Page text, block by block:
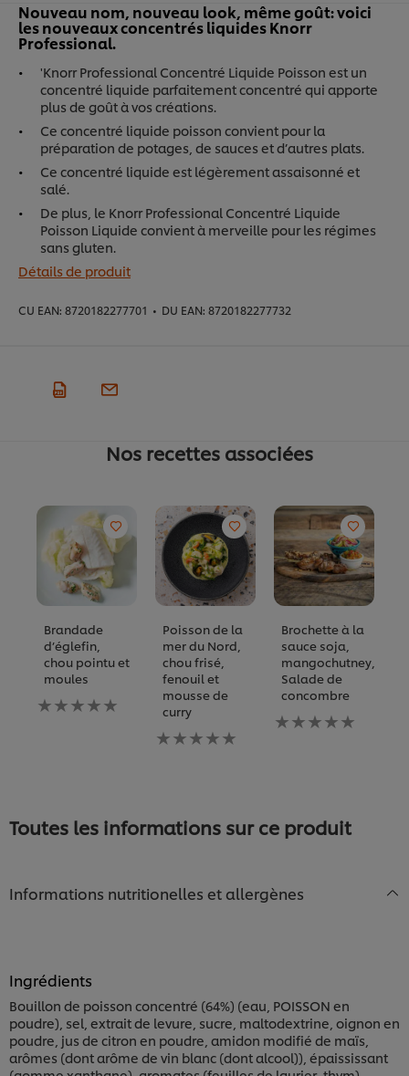
Nouveau nom, nouveau look, même goût: voici
les nouveaux concentrés liquides Knorr
Professional.
'Knorr Professional Concentré Liquide Poisson est un
concentré liquide parfaitement concentré qui apporte
plus de goût à vos créations.
Ce concentré liquide poisson convient pour la
préparation de potages, de sauces et d’autres plats.
Ce concentré liquide est légèrement assaisonné et
salé.
De plus, le Knorr Professional Concentré Liquide
Poisson Liquide convient à merveille pour les régimes
sans gluten.
Détails de produit
CU EAN: 8720182277701 • DU EAN: 8720182277732
Nos recettes associées
Brandade
d’églefin,
chou pointu et
moules
Aucune
évaluation
Poisson de la
mer du Nord,
chou frisé,
fenouil et
mousse de
curry
Aucune
évaluation
Brochette à la
sauce soja,
mangochutney,
Salade de
concombre
Aucune
évaluation
Toutes les informations sur ce produit
Informations nutritionelles et allergènes
Ingrédients
Bouillon de poisson concentré (64%) (eau, POISSON en
poudre), sel, extrait de levure, sucre, maltodextrine, oignon en
poudre, jus de citron en poudre, amidon modifié de maïs,
arômes (dont arôme de vin blanc (dont alcool)), épaississant